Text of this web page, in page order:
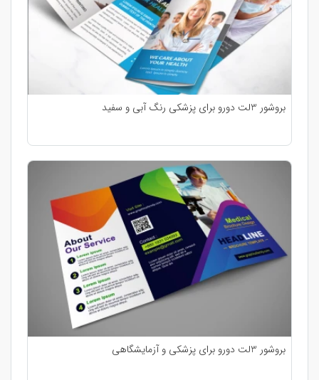
بروشور 3لت دورو برای پزشکی رنگ آبی و سفید
بروشور 3لت دورو برای پزشکی و آزمایشگاهی